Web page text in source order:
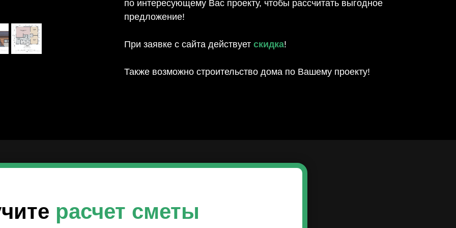
по интересующему Вас проекту, чтобы рассчитать выгодное
предложение!
При заявке с сайта действует скидка!
Также возможно строительство дома по Вашему проекту!
расчет сметы